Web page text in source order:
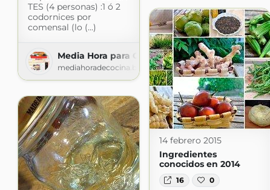
TES (4 personas) :1 ó 2
codornices por
comensal (lo (...)
Media Hora para Cocinar
mediahoradecocina.blogspot.com
14 febrero 2015
Ingredientes
conocidos en 2014
16 0